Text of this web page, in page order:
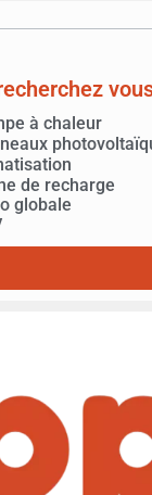
à chaleur
de recharge
globale